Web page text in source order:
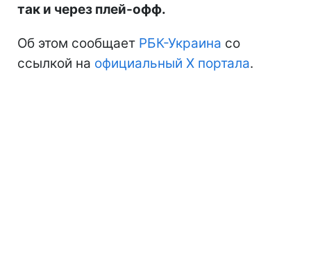
так и через плей-офф.
Об этом сообщает РБК-Украина со
ссылкой на официальный Х портала.